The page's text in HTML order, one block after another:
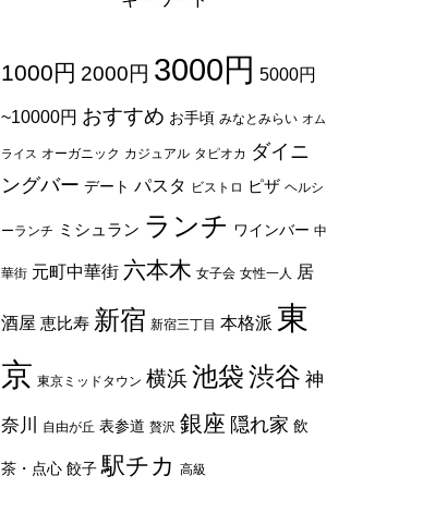
1000円 2000円 3000円 5000円
~10000円 おすすめ お手頃 みなとみらい オム
ライス オーガニック カジュアル タピオカ ダイニ
ングバー デート パスタ ビストロ ピザ ヘルシ
ーランチ ミシュラン ランチ ワインバー 中
華街 元町中華街 六本木 女子会 女性一人 居
酒屋 恵比寿 新宿 新宿三丁目 本格派 東
京 東京ミッドタウン 横浜池袋渋谷 神
奈川 自由が丘 表参道 贅沢 銀座 隠れ家 飲
茶・点心 餃子 駅チカ 高級